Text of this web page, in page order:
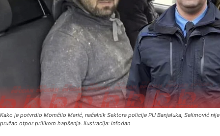
Kako je potvrdio Momčilo Marić, načelnik Sektora policije PU Banjaluka, Selimović nije
pružao otpor prilikom hapšenja. Ilustracija: Infodan